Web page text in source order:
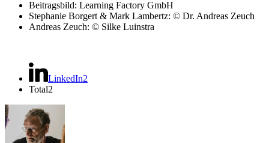
Beitragsbild: Learning Factory GmbH
Stephanie Borgert & Mark Lambertz: © Dr. Andreas Zeuch
Andreas Zeuch: © Silke Luinstra
LinkedIn2
Total2